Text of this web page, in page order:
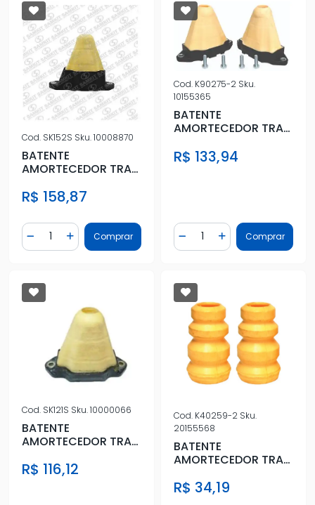
Cod. SK152S Sku.10008870
BATENTE
AMORTECEDOR TRAS
ADVENTURE
R$ 158,87
Diminuir Quantidade
Quantidade
Adicionar Quantidade
Comprar
Cod. K90275-2 Sku.
10155365
BATENTE
AMORTECEDOR TRAS
R$ 133,94
Diminuir Quantidade
Quantidade
AdicionarComprar
Cod. SK121S Sku.10000066
BATENTE
AMORTECEDOR TRAS
R$ 116,12
Cod. K40259-2 Sku.
20155568
BATENTE
AMORTECEDOR TRAS
03/ (JG)
R$ 34,19